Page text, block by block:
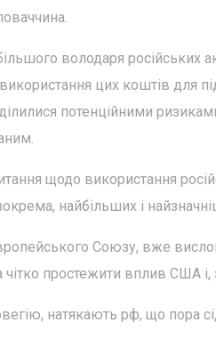
володаря російських
цих коштів для
потенційними
щодо використання
найбільших і
Союзу, вже
простежити вплив США і,
натякають рф, що пора